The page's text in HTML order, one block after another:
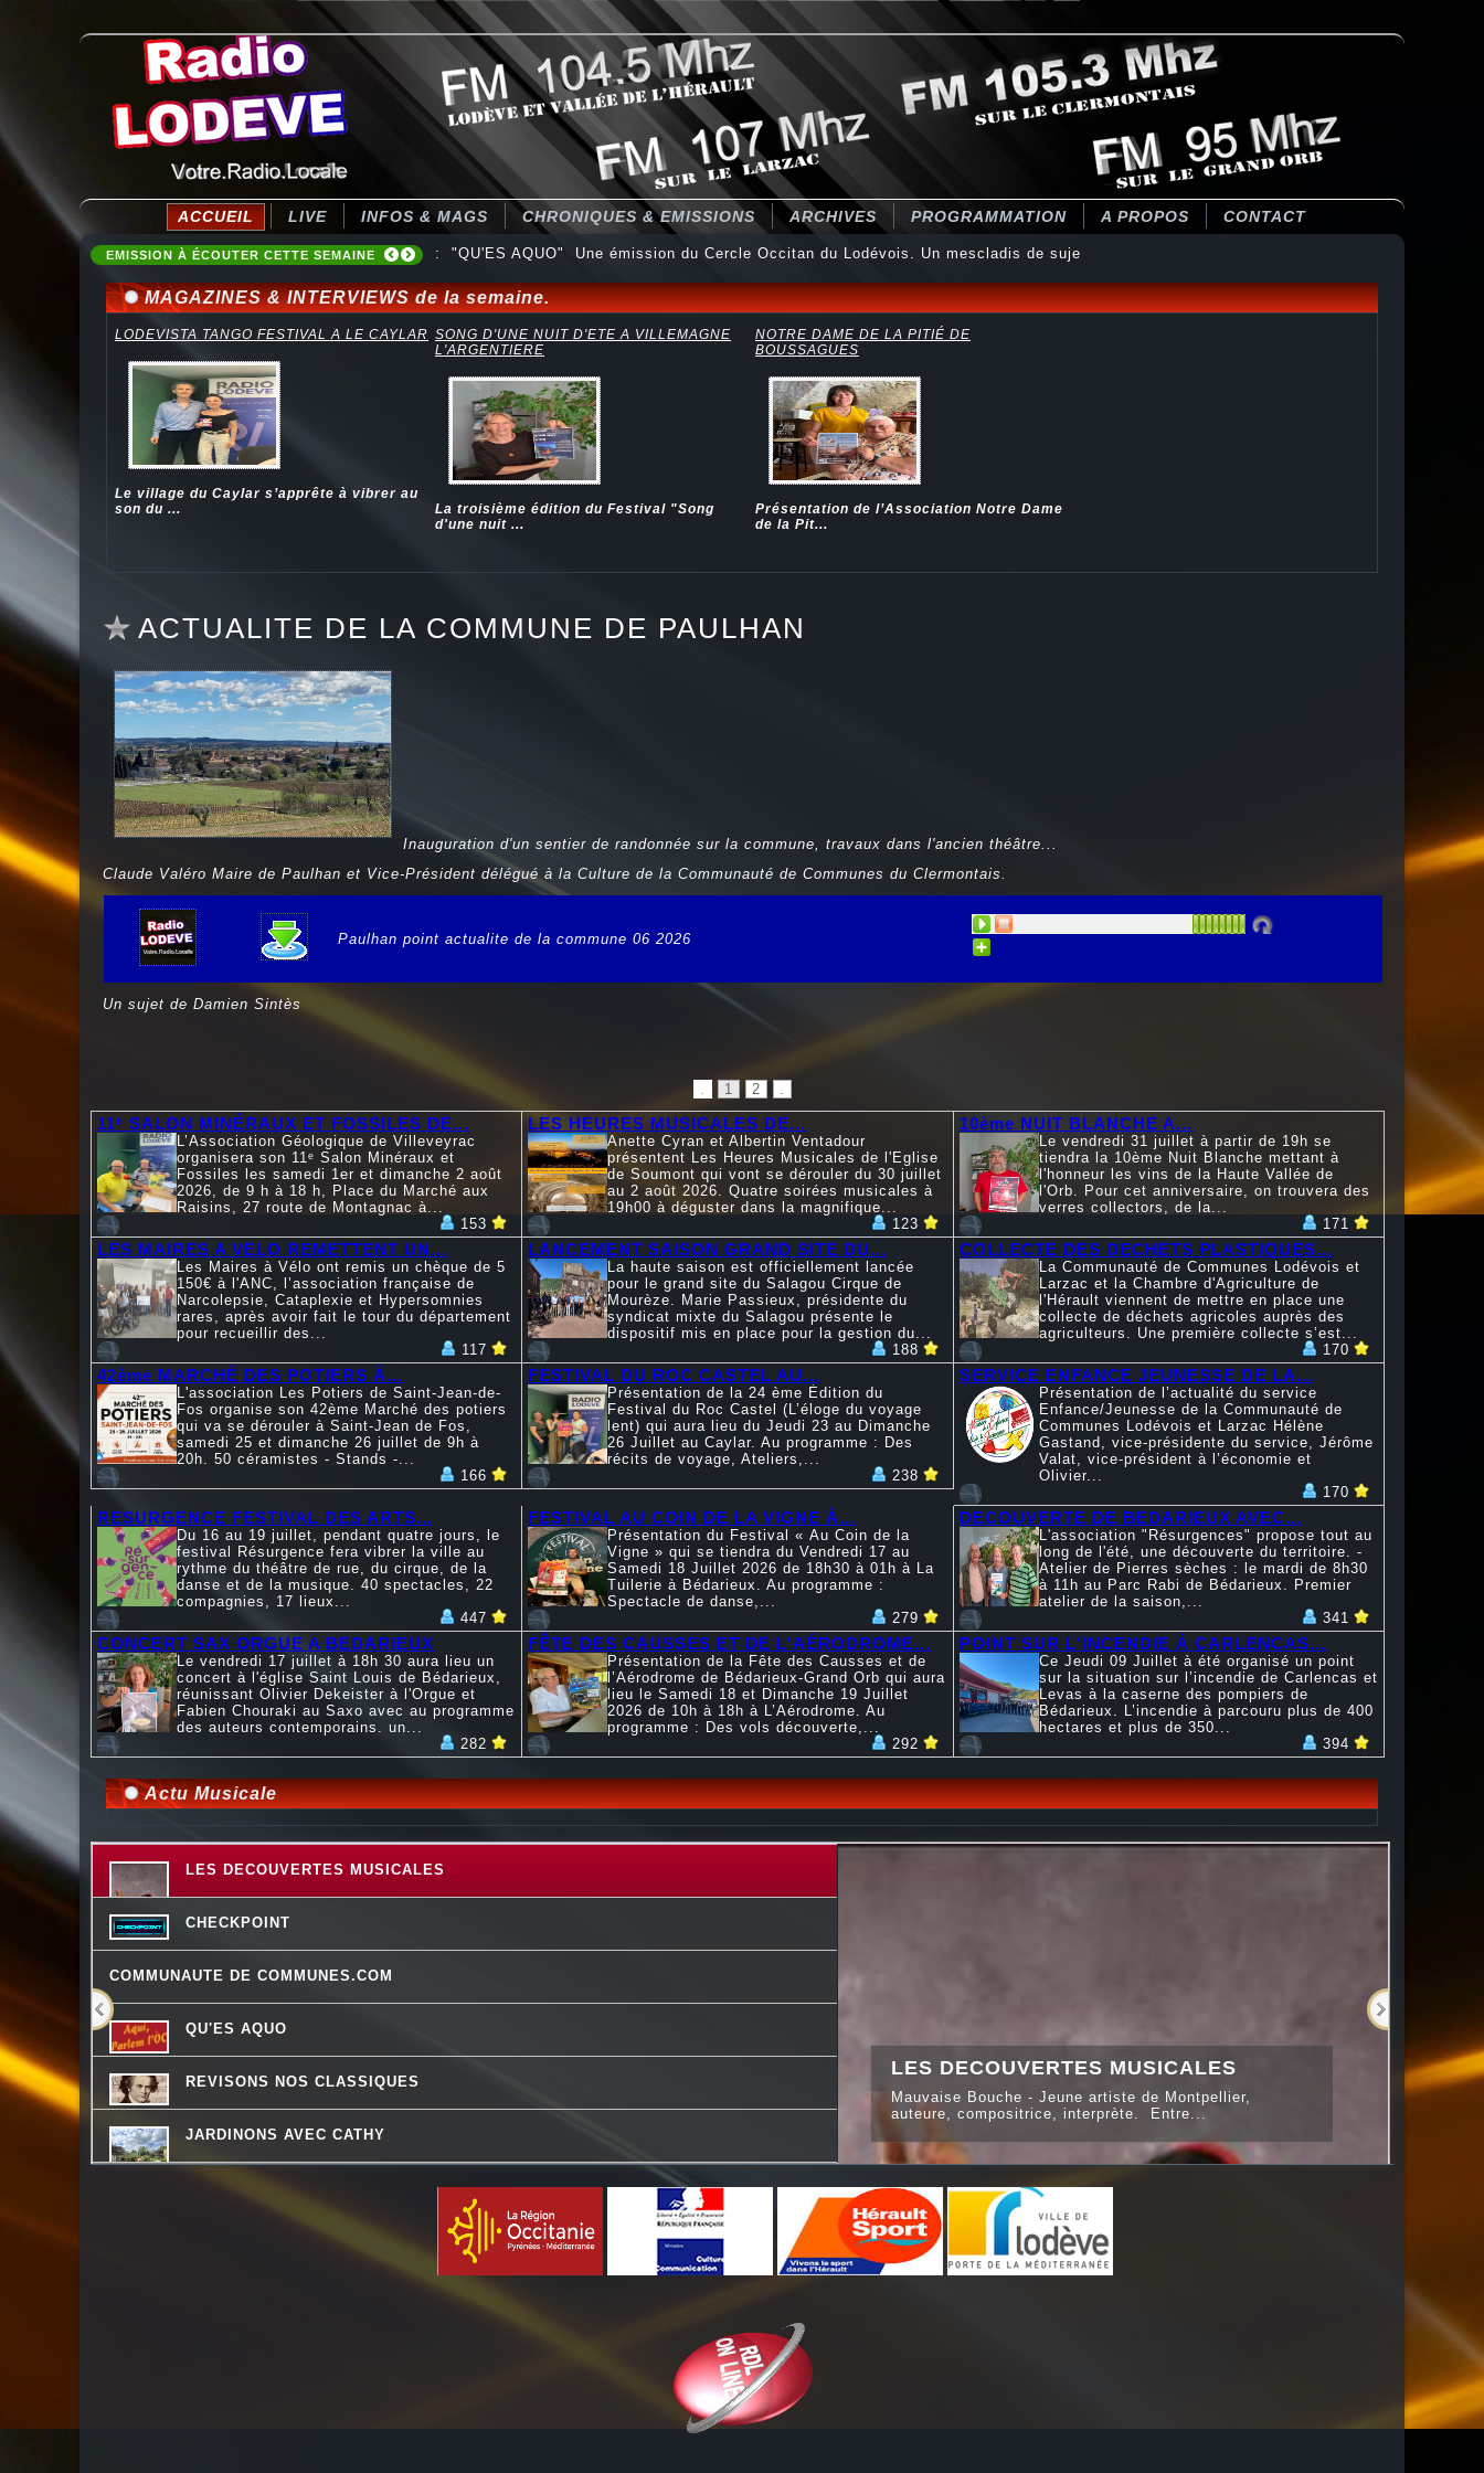
ACCUEIL LIVE INFOS & MAGS CHRONIQUES & EMISSIONS ARCHIVES PROGRAMMATION A PROPOS CONTACT
EMISSION À ÉCOUTER CETTE SEMAINE : "QU'ES AQUO" Une émission du Cercle Occitan du Lodévois. Un mescladis de suje
MAGAZINES & INTERVIEWS de la semaine.
LODEVISTA TANGO FESTIVAL A LE CAYLAR
Le village du Caylar s’apprête à vibrer au
son du ...
SONG D'UNE NUIT D'ETE A VILLEMAGNE
L'ARGENTIERE
La troisième édition du Festival "Song
d'une nuit ...
NOTRE DAME DE LA PITIÉ DE
BOUSSAGUES
Présentation de l’Association Notre Dame
de la Pit...
ACTUALITE DE LA COMMUNE DE PAULHAN
Inauguration d'un sentier de randonnée sur la commune, travaux dans l'ancien théâtre...
Claude Valéro Maire de Paulhan et Vice-Président délégué à la Culture de la Communauté de Communes du Clermontais.
Paulhan point actualite de la commune 06 2026
Un sujet de Damien Sintès
. 1 2 .
11ᵉ SALON MINÉRAUX ET FOSSILES DE...
L’Association Géologique de Villeveyrac
organisera son 11ᵉ Salon Minéraux et
Fossiles les samedi 1er et dimanche 2 août
2026, de 9 h à 18 h, Place du Marché aux
Raisins, 27 route de Montagnac à...
153
LES HEURES MUSICALES DE...
Anette Cyran et Albertin Ventadour
présentent Les Heures Musicales de l'Eglise
de Soumont qui vont se dérouler du 30 juillet
au 2 août 2026. Quatre soirées musicales à
19h00 à déguster dans la magnifique...
123
10ème NUIT BLANCHE A...
Le vendredi 31 juillet à partir de 19h se
tiendra la 10ème Nuit Blanche mettant à
l'honneur les vins de la Haute Vallée de
l'Orb. Pour cet anniversaire, on trouvera des
verres collectors, de la...
171
LES MAIRES A VELO REMETTENT UN...
Les Maires à Vélo ont remis un chèque de 5
150€ à l'ANC, l’association française de
Narcolepsie, Cataplexie et Hypersomnies
rares, après avoir fait le tour du département
pour recueillir des...
117
LANCEMENT SAISON GRAND SITE DU...
La haute saison est officiellement lancée
pour le grand site du Salagou Cirque de
Mourèze. Marie Passieux, présidente du
syndicat mixte du Salagou présente le
dispositif mis en place pour la gestion du...
188
COLLECTE DES DECHETS PLASTIQUES...
La Communauté de Communes Lodévois et
Larzac et la Chambre d'Agriculture de
l'Hérault viennent de mettre en place une
collecte de déchets agricoles auprès des
agriculteurs. Une première collecte s’est...
170
42ème MARCHÉ DES POTIERS À...
L'association Les Potiers de Saint-Jean-de-
Fos organise son 42ème Marché des potiers
qui va se dérouler à Saint-Jean de Fos,
samedi 25 et dimanche 26 juillet de 9h à
20h. 50 céramistes - Stands -...
166
FESTIVAL DU ROC CASTEL AU...
Présentation de la 24 ème Édition du
Festival du Roc Castel (L’éloge du voyage
lent) qui aura lieu du Jeudi 23 au Dimanche
26 Juillet au Caylar. Au programme : Des
récits de voyage, Ateliers,...
238
SERVICE ENFANCE JEUNESSE DE LA...
Présentation de l’actualité du service
Enfance/Jeunesse de la Communauté de
Communes Lodévois et Larzac Hélène
Gastand, vice-présidente du service, Jérôme
Valat, vice-président à l’économie et
Olivier...
170
RESURGENCE FESTIVAL DES ARTS...
Du 16 au 19 juillet, pendant quatre jours, le
festival Résurgence fera vibrer la ville au
rythme du théâtre de rue, du cirque, de la
danse et de la musique. 40 spectacles, 22
compagnies, 17 lieux...
447
FESTIVAL AU COIN DE LA VIGNE À...
Présentation du Festival « Au Coin de la
Vigne » qui se tiendra du Vendredi 17 au
Samedi 18 Juillet 2026 de 18h30 à 01h à La
Tuilerie à Bédarieux. Au programme :
Spectacle de danse,...
279
DECOUVERTE DE BEDARIEUX AVEC...
L'association "Résurgences" propose tout au
long de l'été, une découverte du territoire. -
Atelier de Pierres sèches : le mardi de 8h30
à 11h au Parc Rabi de Bédarieux. Premier
atelier de la saison,...
341
CONCERT SAX ORGUE A BEDARIEUX
Le vendredi 17 juillet à 18h 30 aura lieu un
concert à l'église Saint Louis de Bédarieux,
réunissant Olivier Dekeister à l'Orgue et
Fabien Chouraki au Saxo avec au programme
des auteurs contemporains. un...
282
FÊTE DES CAUSSES ET DE L'AÉRODROME...
Présentation de la Fête des Causses et de
l’Aérodrome de Bédarieux-Grand Orb qui aura
lieu le Samedi 18 et Dimanche 19 Juillet
2026 de 10h à 18h à L’Aérodrome. Au
programme : Des vols découverte,...
292
POINT SUR L'INCENDIE À CARLENCAS...
Ce Jeudi 09 Juillet à été organisé un point
sur la situation sur l’incendie de Carlencas et
Levas à la caserne des pompiers de
Bédarieux. L’incendie à parcouru plus de 400
hectares et plus de 350...
394
Actu Musicale
LES DECOUVERTES MUSICALES
Mauvaise Bouche - Jeune artiste de Montpellier,
auteure, compositrice, interprète. Entre...
LES DECOUVERTES MUSICALES
CHECKPOINT
COMMUNAUTE DE COMMUNES.COM
QU'ES AQUO
REVISONS NOS CLASSIQUES
JARDINONS AVEC CATHY
QUAND LA MUSIQUE EST BONNE